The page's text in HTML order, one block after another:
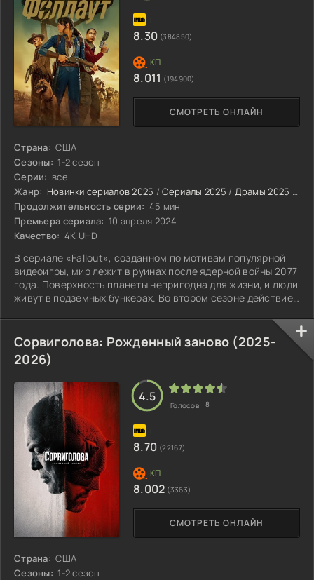
Страна: США
Сезоны: 1-2 сезон
Серии: все
Жанр: Новинки сериалов 2025 /Сериалы 2025 / Драмы 2025
Продолжительность серии: 45 мин
Премьера сериала: 10 апреля 2024
Качество: 4K UHD
В сериале «Fallout», созданном по мотивам популярной
видеоигры, мир лежит в руинах после ядерной войны 2077
года. Поверхность планеты непригодна для жизни, и люди
живут в подземных бункерах. Во втором сезоне действие
МакЛин, выросшая в Убежище 33, покидает безопасное
место, чтобы найти похищенного отца. Она еще не
осознает, какую роль он сыграл в трагедии мира. Ее
союзником становится Купер Говард, Гуль, бывший актер,
выживший в условиях радиации
СМОТРЕТЬ ОНЛАЙН
8.30 (384850)
8.011 (194900)
Сорвиголова: Рожденный заново (2025-
2026)
Страна: США
Сезоны: 1-2 сезон
СМОТРЕТЬ ОНЛАЙН
4.5
Голосов: 8
8.70 (22167)
8.002 (3363)